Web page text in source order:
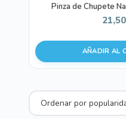
Pinza de Chupete
21,50
AÑADIR AL